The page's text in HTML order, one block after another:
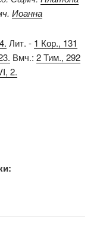
Иоанна
Лит. - 1 Кор., 131
Вмч.: 2 Тим., 292
2.